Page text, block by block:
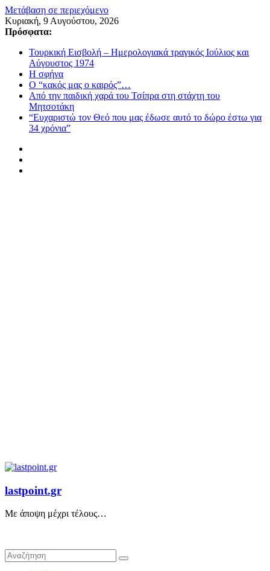
Μετάβαση σε περιεχόμενο
Κυριακή, 9 Αυγούστου, 2026
Πρόσφατα:
Τουρκική Εισβολή – Ημερολογιακά τραγικός Ιούλιος και
Αύγουστος 1974
Η σφήνα
Ο “κακός μας ο καιρός”…
Από την παιδική χαρά του Τσίπρα στη στάχτη του
Μητσοτάκη
“Ευχαριστώ τον Θεό που μας έδωσε αυτό το δώρο έστω για
34 χρόνια”
lastpoint.gr
Με άποψη μέχρι τέλους…